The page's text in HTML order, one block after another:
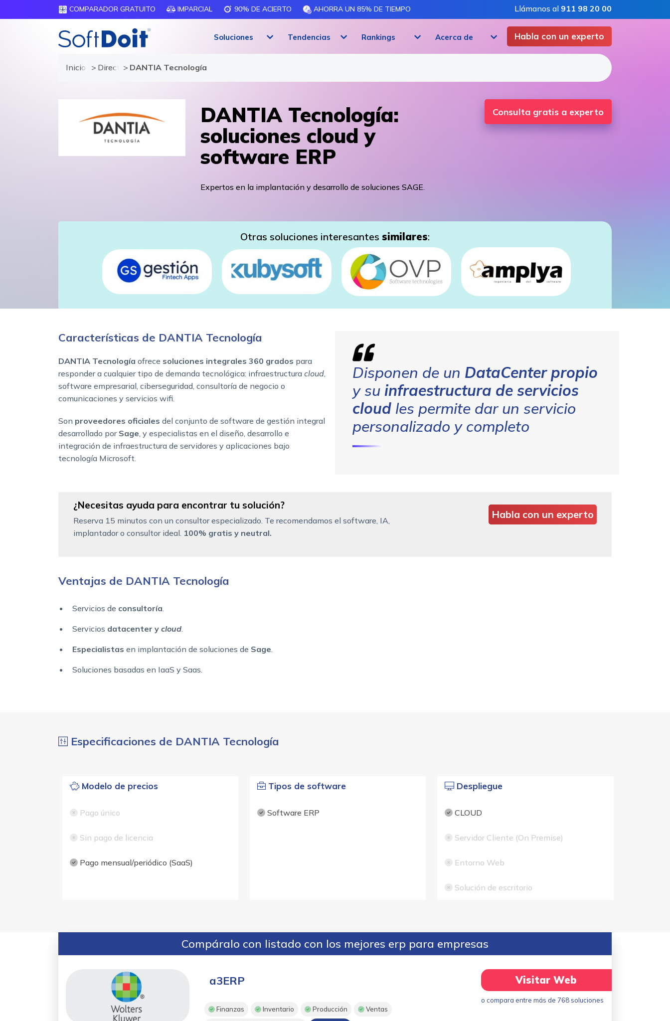
COMPARADOR GRATUITO IMPARCIAL 90% DE ACIERTO AHORRA UN 85% DE TIEMPO Llámanos al 911 98 20 00
Habla con un experto
Soluciones Tendencias Rankings Acerca de
Inicio Directorio de proveedores
DANTIA Tecnología
DANTIA Tecnología:
soluciones cloud y
software ERP
Expertos en la implantación y desarrollo de soluciones SAGE.
Consulta gratis a experto
Otras soluciones interesantes similares:
Características de DANTIA Tecnología
DANTIA Tecnología ofrece soluciones integrales 360 grados para
responder a cualquier tipo de demanda tecnológica: infraestructura cloud,
software empresarial, ciberseguridad, consultoría de negocio o
comunicaciones y servicios wifi.
Son proveedores oficiales del conjunto de software de gestión integral
desarrollado por Sage, y especialistas en el diseño, desarrollo e
integración de infraestructura de servidores y aplicaciones bajo
tecnología Microsoft.
Disponen de un DataCenter propio
y su infraestructura de servicios
cloud les permite dar un servicio
personalizado y completo
¿Necesitas ayuda para encontrar tu solución?
Reserva 15 minutos con un consultor especializado. Te recomendamos el software, IA,
implantador o consultor ideal. 100% gratis y neutral.
Habla con un experto
Ventajas de DANTIA Tecnología
Servicios de consultoría.
Servicios datacenter y cloud.
Especialistas en implantación de soluciones de Sage.
Soluciones basadas en IaaS y Saas.
Especificaciones de DANTIA Tecnología
Modelo de precios
Pago único
Sin pago de licencia
Pago mensual/periódico (SaaS)
Tipos de software
Software ERP
Despliegue
CLOUD
Servidor Cliente (On Premise)
Entorno Web
Solución de escritorio
Compáralo con listado con los mejores erp para empresas
a3ERP
Finanzas Inventario Producción Ventas
Visitar Web
o compara entre más de 768 soluciones